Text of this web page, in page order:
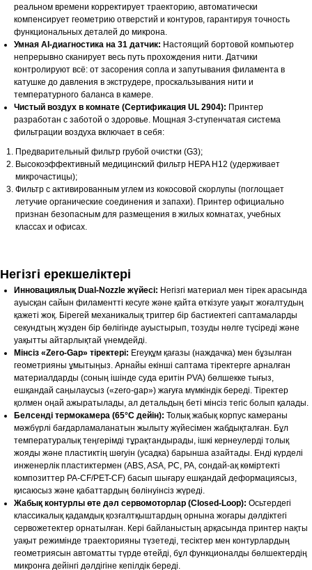
реальном времени корректирует траекторию, автоматически
компенсирует геометрию отверстий и контуров, гарантируя точность
функциональных деталей до микрона.
Умная AI-диагностика на 31 датчик: Настоящий бортовой компьютер
непрерывно сканирует весь путь прохождения нити. Датчики
контролируют всё: от засорения сопла и запутывания филамента в
катушке до давления в экструдере, проскальзывания нити и
температурного баланса в камере.
Чистый воздух в комнате (Сертификация UL 2904): Принтер
разработан с заботой о здоровье. Мощная 3-ступенчатая система
фильтрации воздуха включает в себя:
Предварительный фильтр грубой очистки (G3);
Высокоэффективный медицинский фильтр HEPA H12 (удерживает
микрочастицы);
Фильтр с активированным углем из кокосовой скорлупы (поглощает
летучие органические соединения и запахи). Принтер официально
признан безопасным для размещения в жилых комнатах, учебных
классах и офисах.
Негізгі ерекшеліктері
Инновациялық Dual-Nozzle жүйесі: Негізгі материал мен тірек арасында
ауысқан сайын филаментті кесуге және қайта өткізуге уақыт жоғалтудың
қажеті жоқ. Бірегей механикалық триггер бір бастиектегі саптамаларды
секундтың жүзден бір бөлігінде ауыстырып, тозуды нөлге түсіреді және
уақытты айтарлықтай үнемдейді.
Мінсіз «Zero-Gap» тіректері: Егеуқұм қағазы (наждачка) мен бұзылған
геометрияны ұмытыңыз. Арнайы екінші саптама тіректерге арналған
материалдарды (соның ішінде суда еритін PVA) бөлшекке тығыз,
ешқандай саңылаусыз («zero-gap») жағуға мүмкіндік береді. Тіректер
қолмен оңай ажыратылады, ал детальдың беті мінсіз тегіс болып қалады.
Белсенді термокамера (65°C дейін): Толық жабық корпус камераны
мәжбүрлі бағдарламаланатын жылыту жүйесімен жабдықталған. Бұл
температуралық теңгерімді тұрақтандырады, ішкі кернеулерді толық
жояды және пластиктің шөгуін (усадка) барынша азайтады. Енді күрделі
инженерлік пластиктермен (ABS, ASA, PC, PA, сондай-ақ көміртекті
композиттер PA-CF/PET-CF) басып шығару ешқандай деформациясыз,
қисаюсыз және қабаттардың бөлінуінсіз жүреді.
Жабық контурлы өте дәл сервомоторлар (Closed-Loop): Осьтердегі
классикалық қадамдық қозғалтқыштардың орнына жоғары дәлдіктегі
сервожетектер орнатылған. Кері байланыстың арқасында принтер нақты
уақыт режимінде траекторияны түзетеді, тесіктер мен контурлардың
геометриясын автоматты түрде өтейді, бұл функционалды бөлшектердің
микронға дейінгі дәлдігіне кепілдік береді.